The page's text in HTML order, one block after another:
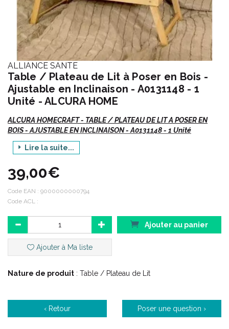
ALLIANCE SANTE
Table / Plateau de Lit à Poser en Bois -
Ajustable en Inclinaison - A0131148 - 1
Unité - ALCURA HOME
ALCURA HOMECRAFT - TABLE / PLATEAU DE LIT A POSER EN
BOIS - AJUSTABLE EN INCLINAISON - A0131148 - 1 Unité
Vte/NR
Description :
praticité et esthétisme. Grâce à ses grandes dimensions et tout
en étant assis ou allongé, cette table à poser / plateau de lit
vous permet de :
lire,
Ce plateau de lit vous offre un grand confort d' utilisation grâce :
Lire la suite...
39,00€
Code EAN : 9000000000794
Code ACL :
Ajouter au panier
Ajouter à Ma liste
Nature de produit : Table / Plateau de Lit
‹ Retour Poser une question ›